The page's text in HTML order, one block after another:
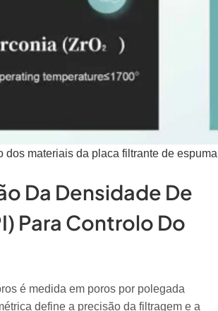
dos materiais da placa filtrante de
Da Densidade De
Para Controlo Do
é medida em poros por polegada
define a precisão da filtragem e a